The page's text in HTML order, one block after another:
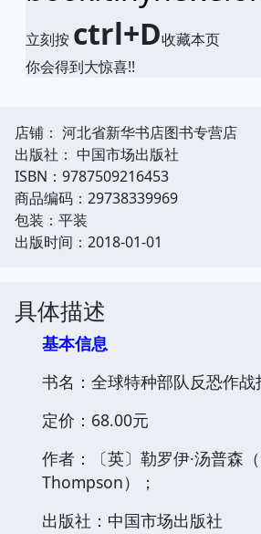
立刻按 ctrl+D收藏本页
你会得到大惊喜!!
店铺： 河北省新华书店图书专营店
出版社： 中国市场出版社
ISBN：9787509216453
商品编码：29738339969
包装：平装
出版时间：2018-01-01
具体描述
基本信息
书名：全球特种部队反恐作战
定价：68.00元
作者：〔英〕勒罗伊·汤普森
Thompson）；
出版社：中国市场出版社